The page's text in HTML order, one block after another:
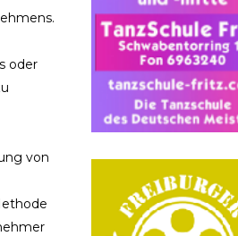
oder
von